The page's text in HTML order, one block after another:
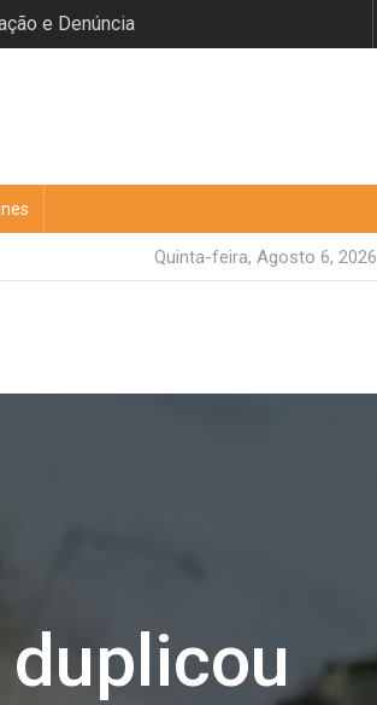
e Denúncia
Quinta-feira, Agosto 6, 2026